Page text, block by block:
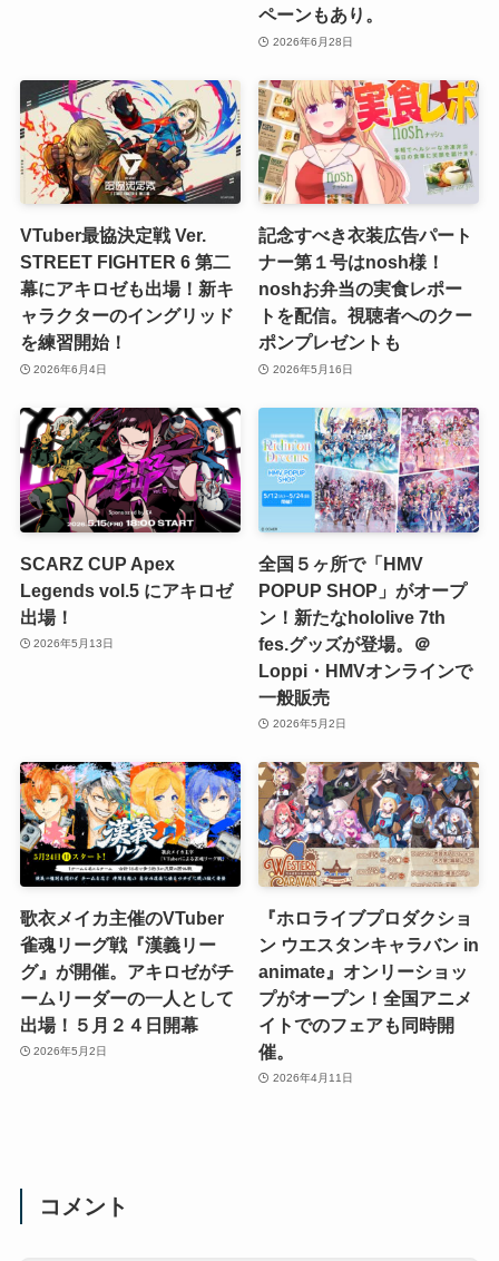
ペーンもあり。
2026年6月28日
VTuber最協決定戦 Ver.
STREET FIGHTER 6 第二
幕にアキロゼも出場！新キ
ャラクターのイングリッド
を練習開始！
2026年6月4日
記念すべき衣装広告パート
ナー第１号はnosh様！
noshお弁当の実食レポー
トを配信。視聴者へのクー
ポンプレゼントも
2026年5月16日
SCARZ CUP Apex
Legends vol.5 にアキロゼ
出場！
2026年5月13日
全国５ヶ所で「HMV
POPUP SHOP」がオープ
ン！新たなhololive 7th
fes.グッズが登場。＠
Loppi・HMVオンラインで
一般販売
2026年5月2日
歌衣メイカ主催のVTuber
雀魂リーグ戦『漢義リー
グ』が開催。アキロゼがチ
ームリーダーの一人として
出場！５月２４日開幕
2026年5月2日
『ホロライブプロダクショ
ン ウエスタンキャラバン in
animate』オンリーショッ
プがオープン！全国アニメ
イトでのフェアも同時開
催。
2026年4月11日
コメント